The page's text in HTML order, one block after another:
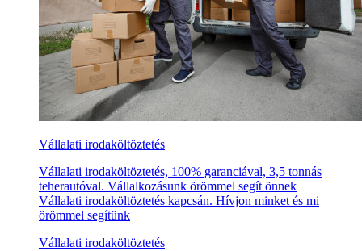
Vállalati irodaköltöztetés
Vállalati irodaköltöztetés, 100% garanciával, 3,5 tonnás
teherautóval. Vállalkozásunk örömmel segít önnek
Vállalati irodaköltöztetés kapcsán. Hívjon minket és mi
örömmel segítünk
Vállalati irodaköltöztetés